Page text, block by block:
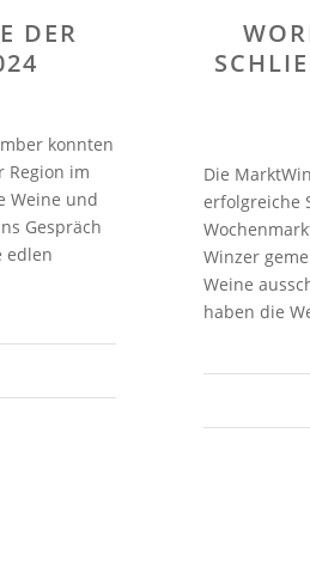
DER
konnten
Region im
Weine und
Gespräch
edlen
Die
erfolgreiche
Winzer
Weine
haben die